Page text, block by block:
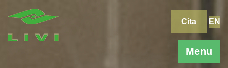
Menu
Cita EN